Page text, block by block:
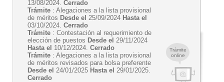
Trámite
online
13/08/2024. Cerrado
Trámite : Alegaciones a la lista provisional
de méritos Desde el 25/09/2024 Hasta el
03/10/2024. Cerrado
Trámite : Contestación al requerimiento de
elección de puestos Desde el 29/11/2024
Hasta el 10/12/2024. Cerrado
Trámite : Alegaciones a la lista provisional
de méritos revisados para bolsa preferente
Desde el 24/01/2025 Hasta el 29/01/2025.
Cerrado